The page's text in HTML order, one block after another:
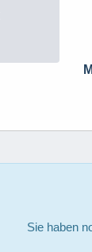
Sie haben